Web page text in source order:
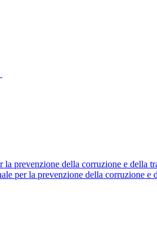
la prevenzione della corruzione e della
per la prevenzione della corruzione e